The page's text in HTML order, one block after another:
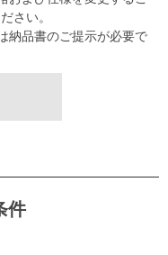
さい。
納品書のご提示が必要で
件